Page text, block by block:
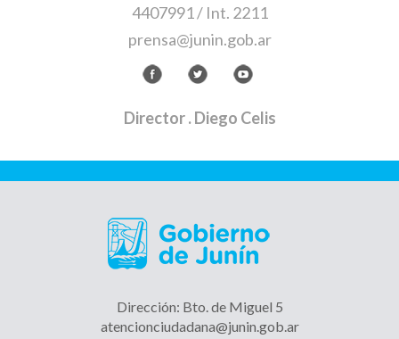
4407991 / Int. 2211
prensa@junin.gob.ar
Director. Diego Celis
Dirección: Bto. de Miguel 5
atencionciudadana@junin.gob.ar